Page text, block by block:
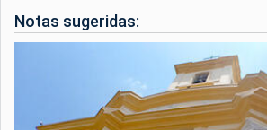
Notas sugeridas: